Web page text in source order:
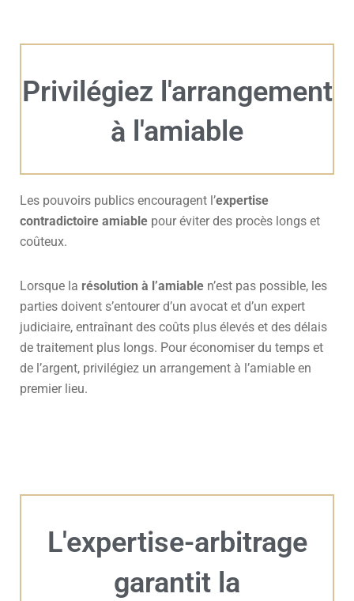
Privilégiez l'arrangement
à l'amiable
Les pouvoirs publics encouragent l’expertise
contradictoire amiable pour éviter des procès longs et
coûteux.
Lorsque la résolution à l’amiable n’est pas possible, les
parties doivent s’entourer d’un avocat et d’un expert
judiciaire, entraînant des coûts plus élevés et des délais
de traitement plus longs. Pour économiser du temps et
de l’argent, privilégiez un arrangement à l’amiable en
premier lieu.
L'expertise-arbitrage
garantit la